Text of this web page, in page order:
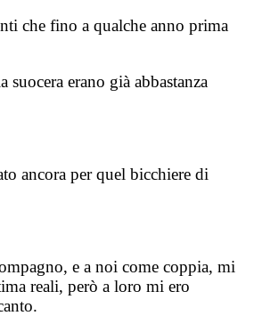
che fino a qualche anno prima
erano già abbastanza
ancora per quel bicchiere di
e a noi come coppia, mi
reali, però a loro mi ero